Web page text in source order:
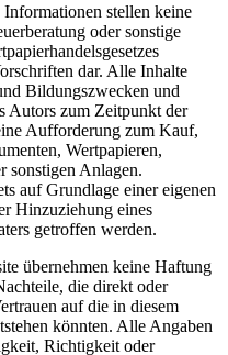
stellen keine
oder sonstige
dar. Alle Inhalte
Bildungszwecken und
Autors zum Zeitpunkt der
Aufforderung zum Kauf,
Wertpapieren,
sonstigen Anlagen.
auf Grundlage einer eigenen
Hinzuziehung eines
getroffen werden.
übernehmen keine Haftung
die direkt oder
auf die in diesem
könnten. Alle Angaben
Richtigkeit oder